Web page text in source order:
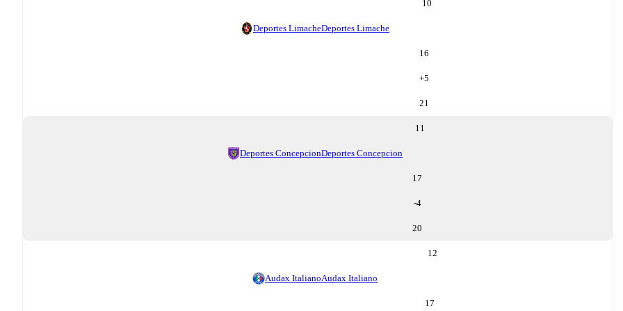
10
Deportes LimacheDeportes Limache
16
+5
21
11
Deportes ConcepcionDeportes Concepcion
17
-4
20
12
Audax ItalianoAudax Italiano
17